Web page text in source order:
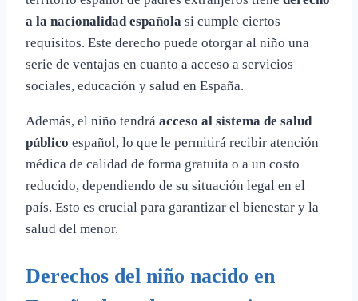
a la nacionalidad española si cumple ciertos
requisitos. Este derecho puede otorgar al niño una
serie de ventajas en cuanto a acceso a servicios
sociales, educación y salud en España.
Además, el niño tendrá acceso al sistema de salud
público español, lo que le permitirá recibir atención
médica de calidad de forma gratuita o a un costo
reducido, dependiendo de su situación legal en el
país. Esto es crucial para garantizar el bienestar y la
salud del menor.
Derechos del niño nacido en